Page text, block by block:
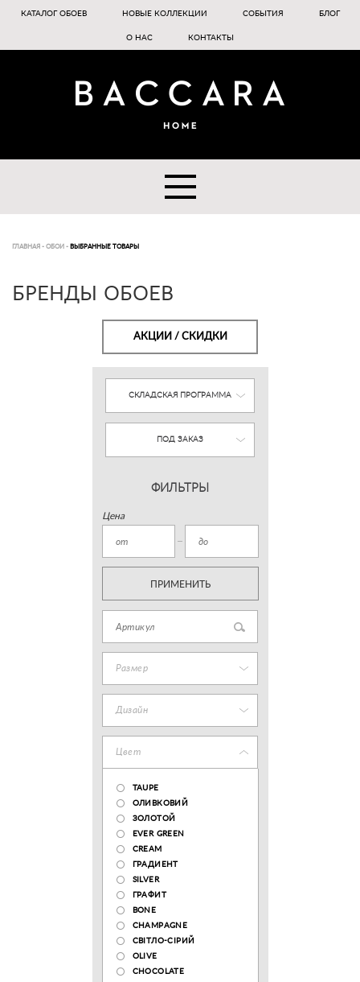
КАТАЛОГ ОБОЕВ НОВЫЕ КОЛЛЕКЦИИ СОБЫТИЯ БЛОГ
О НАС КОНТАКТЫ
ГЛАВНАЯ - ОБОИ - ВЫБРАННЫЕ ТОВАРЫ
БРЕНДЫ ОБОЕВ
АКЦИИ / СКИДКИ
СКЛАДСКАЯ ПРОГРАММА
ПОД ЗАКАЗ
ФИЛЬТРЫ
Цена
ПРИМЕНИТЬ
Размер
Дизайн
Цвет
TAUPE
ОЛИВКОВИЙ
ЗОЛОТОЙ
EVER GREEN
CREAM
ГРАДИЕНТ
SILVER
ГРАФИТ
BONE
CHAMPAGNE
СВІТЛО-СІРИЙ
OLIVE
CHOCOLATE